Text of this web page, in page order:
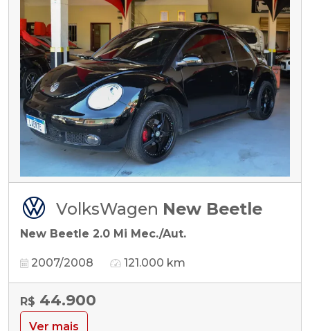
VolksWagen New Beetle
New Beetle 2.0 Mi Mec./Aut.
2007/2008 121.000 km
R$ 44.900
Ver mais